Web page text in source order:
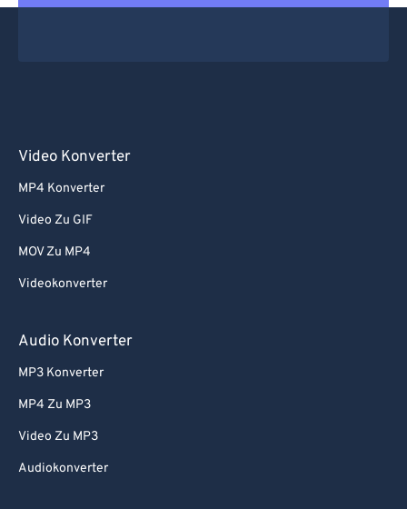
Video Konverter
MP4 Konverter
Video Zu GIF
MOV Zu MP4
Videokonverter
Audio Konverter
MP3 Konverter
MP4 Zu MP3
Video Zu MP3
Audiokonverter